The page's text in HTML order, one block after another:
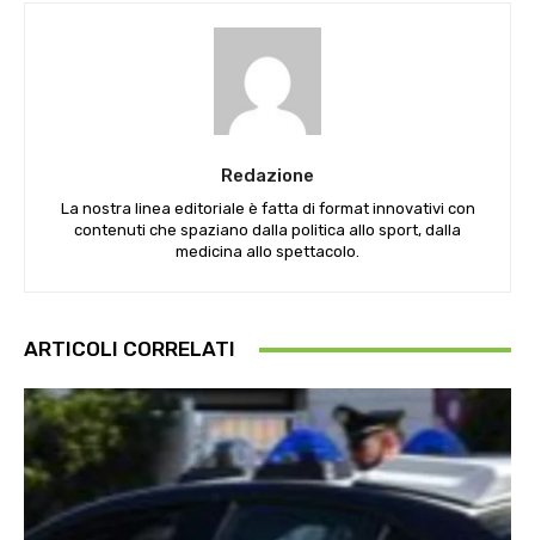
Redazione
La nostra linea editoriale è fatta di format innovativi con
contenuti che spaziano dalla politica allo sport, dalla
medicina allo spettacolo.
ARTICOLI CORRELATI